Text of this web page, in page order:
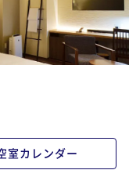
瀬戸内キュイジ
¥71,400~
2名 ¥ 67,830 ~
室カレンダー